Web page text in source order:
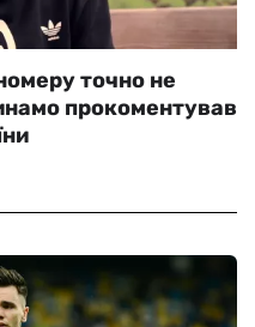
точно не
прокоментував